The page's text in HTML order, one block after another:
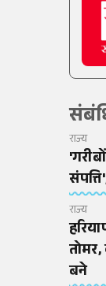
राज्य
राज्य
बने